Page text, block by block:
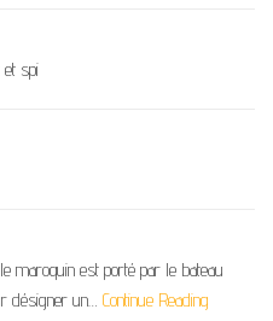
et spi
maroquin est porté par le bateau
désigner un… Continue Reading